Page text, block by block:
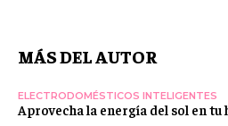
MÁS DEL AUTOR
ELECTRODOMÉSTICOS INTELIGENTES
Aprovecha la energía del sol en